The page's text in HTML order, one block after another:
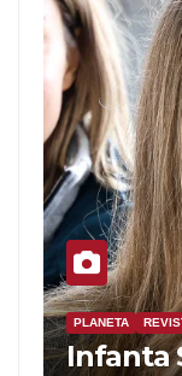
PLANETA
Infanta